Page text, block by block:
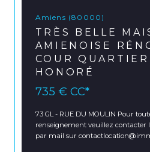
Amiens (80000)
TRÈS BELLE
AMIENOISE
COUR
HONORÉ
735 € CC*
73 GL - RUE DU MOULIN Pour
renseignement veuillez
par mail sur